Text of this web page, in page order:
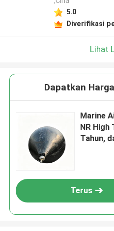
5.0
Diverifikasi
Lihat
Dapatkan
Marine
NR High
Tahun,
Terus